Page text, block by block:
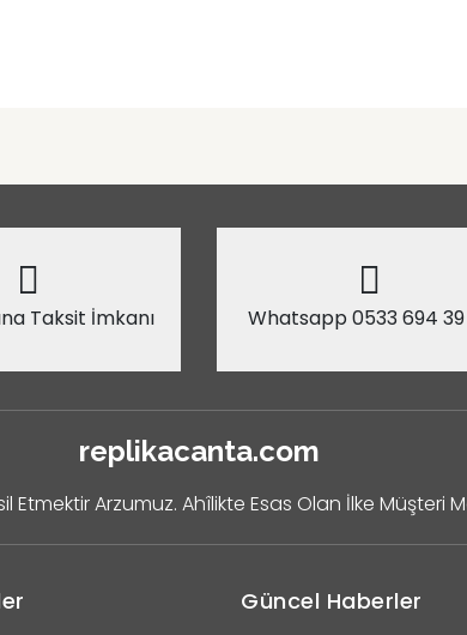
Taksit İmkanı Whatsapp 0533 694
replikacanta.com
Etmektir Arzumuz. Ahîlikte Esas Olan İlke Müşteri
Güncel Haberler